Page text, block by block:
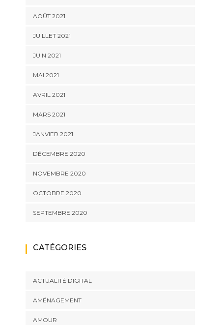
AOÛT 2021
JUILLET 2021
JUIN 2021
MAI 2021
AVRIL 2021
MARS 2021
JANVIER 2021
DÉCEMBRE 2020
NOVEMBRE 2020
OCTOBRE 2020
SEPTEMBRE 2020
CATÉGORIES
ACTUALITÉ DIGITAL
AMÉNAGEMENT
AMOUR